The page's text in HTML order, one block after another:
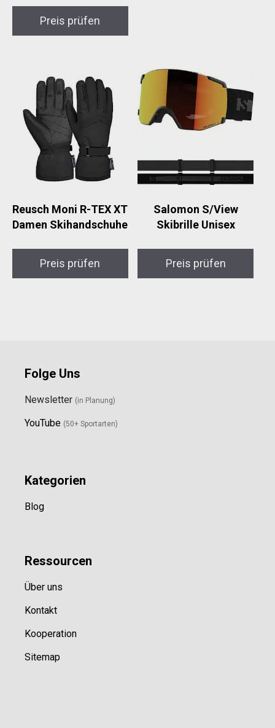
Preis prüfen
Reusch Moni R-TEX XT
Damen Skihandschuhe
Preis prüfen
Salomon S/View
Skibrille Unisex
Preis prüfen
Folge Uns
Newsletter (in Planung)
YouTube (50+ Sportarten)
Kategorien
Blog
Ressourcen
Über uns
Kontakt
Kooperation
Sitemap